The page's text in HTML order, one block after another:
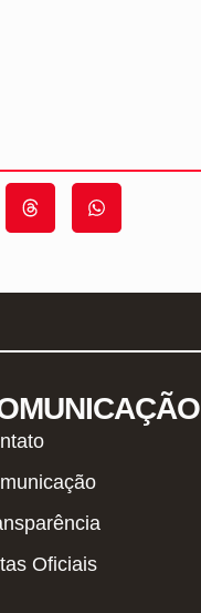
Oficiais